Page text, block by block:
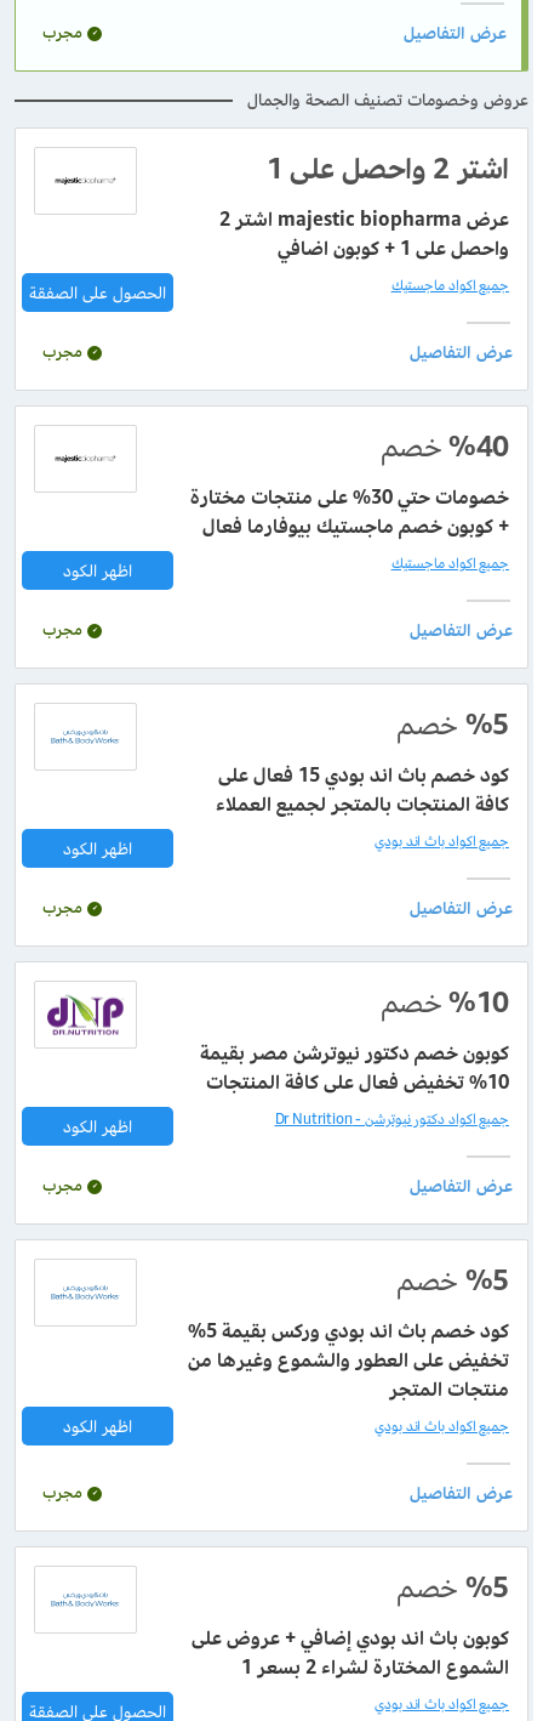
مجرب
عروض وخصومات تصنيف الصحة والجمال
اشتر 2 واحصل على 1
عرض majestic biopharma اشتر 2
واحصل على 1 + كوبون اضافي
الحصول على الصفقة جميع اكواد ماجستيك
مجرب
%40خصم
خصومات حتي 30% على منتجات مختارة
+ كوبون خصم ماجستيك بيوفارما فعال
اظهر الكود جميع اكواد ماجستيك
مجرب
%5خصم
كود خصم باث اند بودي 15 فعال على
كافة المنتجات بالمتجر لجميع العملاء
اظهر الكود جميع اكواد باث اند بودي
مجرب
%10خصم
كوبون خصم دكتور نيوترشن مصر بقيمة
10% تخفيض فعال على كافة المنتجات
اظهر الكود جميع اكواد دكتور نيوترشن - Dr Nutrition
مجرب
%5خصم
كود خصم باث اند بودي وركس بقيمة 5%
تخفيض على العطور والشموع وغيرها من
منتجات المتجر
اظهر الكود جميع اكواد باث اند بودي
مجرب
%5خصم
كوبون باث اند بودي إضافي + عروض على
الشموع المختارة لشراء 2 بسعر 1
الحصول على الصفقة جميع اكواد باث اند بودي